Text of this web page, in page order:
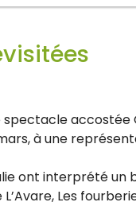
spectacle accostée
à une
ont interprété un
Les